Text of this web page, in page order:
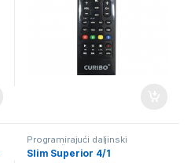
Programirajući daljinski
upravljači
Slim Superior 4/1